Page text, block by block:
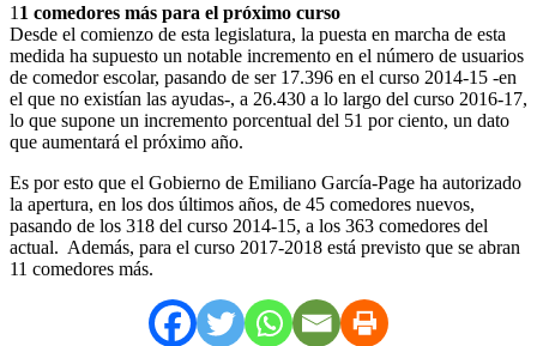
1 1 comedores más para el próximo curso
Desde el comienzo de esta legislatura, la puesta en marcha de esta
medida ha supuesto un notable incremento en el número de usuarios
de comedor escolar, pasando de ser 17.396 en el curso 2014-15 -en
el que no existían las ayudas-, a 26.430 a lo largo del curso 2016-17,
lo que supone un incremento porcentual del 51 por ciento, un dato
que aumentará el próximo año.
Es por esto que el Gobierno de Emiliano García-Page ha autorizado
la apertura, en los dos últimos años, de 45 comedores nuevos,
pasando de los 318 del curso 2014-15, a los 363 comedores del
actual. Además, para el curso 2017-2018 está previsto que se abran
11 comedores más.